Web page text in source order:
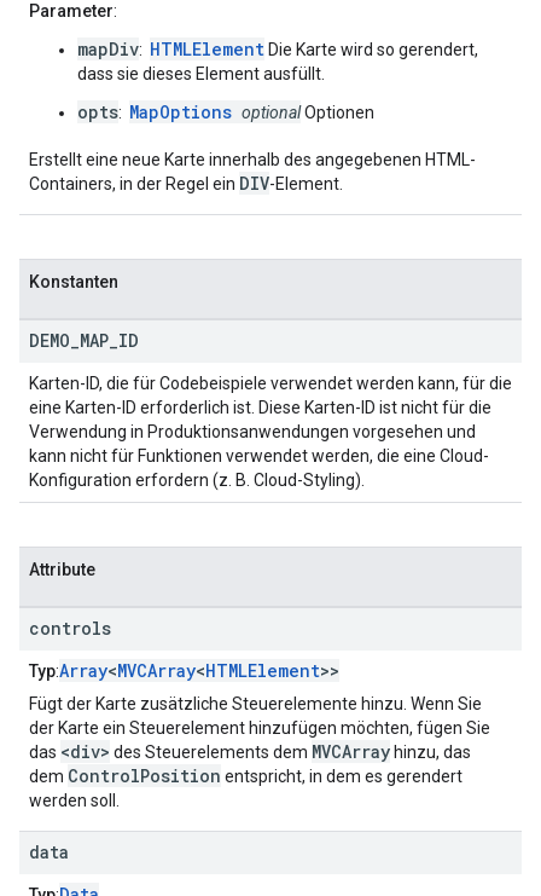
Parameter:
mapDiv: HTMLElement Die Karte wird so gerendert,
dass sie dieses Element ausfüllt.
opts: MapOptions optionalOptionen
Erstellt eine neue Karte innerhalb des angegebenen HTML-
Containers, in der Regel ein DIV-Element.
Konstanten
DEMO MAP ID
Karten-ID, die für Codebeispiele verwendet werden kann, für die
eine Karten-ID erforderlich ist. Diese Karten-ID ist nicht für die
Verwendung in Produktionsanwendungen vorgesehen und
kann nicht für Funktionen verwendet werden, die eine Cloud-
Konfiguration erfordern (z. B. Cloud-Styling).
Attribute
controls
Typ:Array<MVCArray<HTMLElement>>
Fügt der Karte zusätzliche Steuerelemente hinzu. Wenn Sie
der Karte ein Steuerelement hinzufügen möchten, fügen Sie
das <div> des Steuerelements dem MVCArray hinzu, das
dem ControlPosition entspricht, in dem es gerendert
werden soll.
data